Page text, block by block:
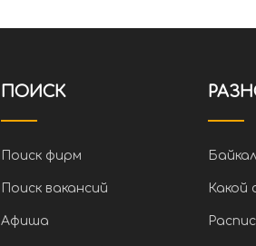
ПОИСК
Поиск фирм
Поиск вакансий
Афиша
Байкал
Какой